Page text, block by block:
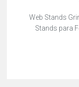
Web Stands
Stands para